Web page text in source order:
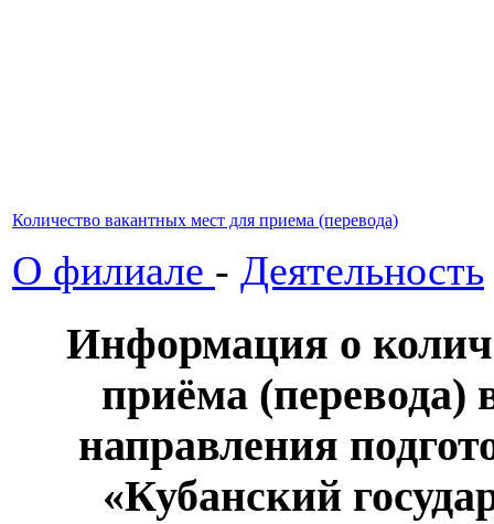
Количество вакантных мест для приема (перевода)
О филиале - Деятельность
Информация о
приёма (перевода)
направления
«Кубанский